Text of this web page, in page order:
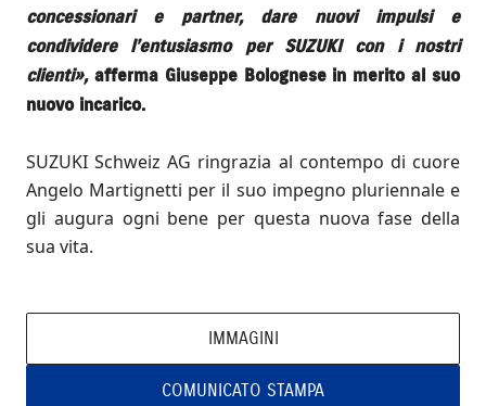
concessionari e partner, dare nuovi impulsi e
condividere l’entusiasmo per SUZUKI con i nostri
clienti», afferma Giuseppe Bolognese in merito al suo
nuovo incarico.
SUZUKI Schweiz AG ringrazia al contempo di cuore
Angelo Martignetti per il suo impegno pluriennale e
gli augura ogni bene per questa nuova fase della
sua vita.
IMMAGINI
COMUNICATO STAMPA